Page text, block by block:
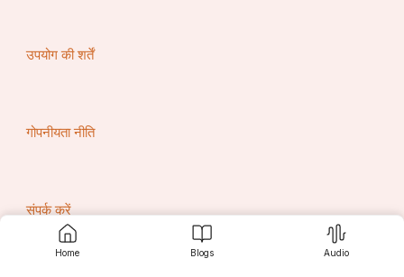
Home Blogs Audio
उपयोग की शर्तें
गोपनीयता नीति
संपर्क करें